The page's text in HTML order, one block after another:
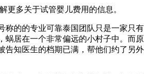
更多关于试管婴儿费用的信息。
称的的专业可靠泰国团队只是一家只有
蜗居在一个非常偏远的小村子中。而原
告知医生的档期已满，帮他们约了另外